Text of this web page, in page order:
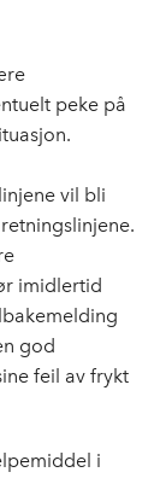
peke på
vil bli
imidlertid
god
feil av frykt
i